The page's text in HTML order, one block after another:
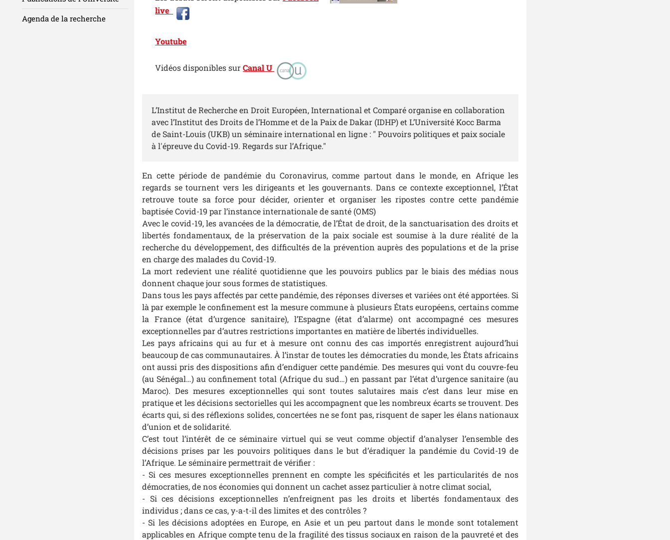
live
Youtube
Vidéos disponibles surCanal U
L’Institut de Recherche en Droit Européen, International et Comparé organise en collaboration
avec l’Institut des Droits de l’Homme et de la Paix de Dakar (IDHP) et L’Université Kocc Barma
de Saint-Louis (UKB) un séminaire international en ligne : " Pouvoirs politiques et paix sociale
à l'épreuve du Covid-19. Regards sur l’Afrique."
En cette période de pandémie du Coronavirus, comme partout dans le monde, en Afrique les
regards se tournent vers les dirigeants et les gouvernants. Dans ce contexte exceptionnel, l’État
retrouve toute sa force pour décider, orienter et organiser les ripostes contre cette pandémie
baptisée Covid-19 par l’instance internationale de santé (OMS)
Avec le covid-19, les avancées de la démocratie, de l’État de droit, de la sanctuarisation des droits et
libertés fondamentaux, de la préservation de la paix sociale est soumise à la dure réalité de la
recherche du développement, des difficultés de la prévention auprès des populations et de la prise
en charge des malades du Covid-19.
La mort redevient une réalité quotidienne que les pouvoirs publics par le biais des médias nous
donnent chaque jour sous formes de statistiques.
Dans tous les pays affectés par cette pandémie, des réponses diverses et variées ont été apportées. Si
là par exemple le confinement est la mesure commune à plusieurs États européens, certains comme
la France (état d’urgence sanitaire), l’Espagne (état d’alarme) ont accompagné ces mesures
exceptionnelles par d’autres restrictions importantes en matière de libertés individuelles.
Les pays africains qui au fur et à mesure ont connu des cas importés enregistrent aujourd’hui
beaucoup de cas communautaires. À l’instar de toutes les démocraties du monde, les États africains
ont aussi pris des dispositions afin d’endiguer cette pandémie. Des mesures qui vont du couvre-feu
(au Sénégal…) au confinement total (Afrique du sud…) en passant par l’état d’urgence sanitaire (au
Maroc). Des mesures exceptionnelles qui sont toutes salutaires mais c’est dans leur mise en
pratique et les décisions sectorielles qui les accompagnent que les nombreux écarts se trouvent. Des
écarts qui, si des réflexions solides, concertées ne se font pas, risquent de saper les élans nationaux
d’union et de solidarité.
C’est tout l’intérêt de ce séminaire virtuel qui se veut comme objectif d’analyser l’ensemble des
décisions prises par les pouvoirs politiques dans le but d’éradiquer la pandémie du Covid-19 de
l’Afrique. Le séminaire permettrait de vérifier :
- Si ces mesures exceptionnelles prennent en compte les spécificités et les particularités de nos
démocraties, de nos économies qui donnent un cachet assez particulier à notre climat social,
- Si ces décisions exceptionnelles n’enfreignent pas les droits et libertés fondamentaux des
individus ; dans ce cas, y-a-t-il des limites et des contrôles ?
- Si les décisions adoptées en Europe, en Asie et un peu partout dans le monde sont totalement
applicables en Afrique compte tenu de la fragilité des tissus sociaux en raison de la pauvreté et des
Agenda de la recherche